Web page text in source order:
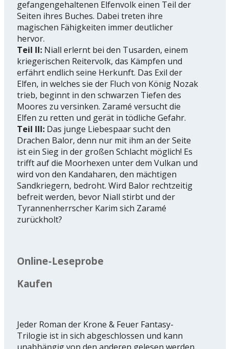
gefangengehaltenen Elfenvolk einen Teil der
Seiten ihres Buches. Dabei treten ihre
magischen Fähigkeiten immer deutlicher
hervor.
Teil II: Niall erlernt bei den Tusarden, einem
kriegerischen Reitervolk, das Kämpfen und
erfährt endlich seine Herkunft. Das Exil der
Elfen, in welches sie der Fluch von König Nozak
trieb, beginnt in den schwarzen Tiefen des
Moores zu versinken. Zaramé versucht die
Elfen zu retten und gerät in tödliche Gefahr.
Teil III: Das junge Liebespaar sucht den
Drachen Balor, denn nur mit ihm an der Seite
ist ein Sieg in der großen Schlacht möglich! Es
trifft auf die Moorhexen unter dem Vulkan und
wird von den Kandaharen, den mächtigen
Sandkriegern, bedroht. Wird Balor rechtzeitig
befreit werden, bevor Niall stirbt und der
Tyrannenherrscher Karim sich Zaramé
zurückholt?
Online-Leseprobe
Kaufen
Jeder Roman der Krone & Feuer Fantasy-
Trilogie ist in sich abgeschlossen und kann